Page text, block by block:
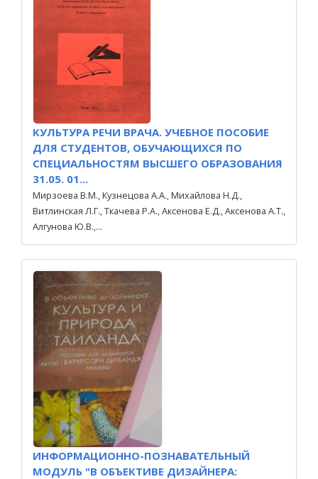
КУЛЬТУРА РЕЧИ ВРАЧА. УЧЕБНОЕ ПОСОБИЕ
ДЛЯ СТУДЕНТОВ, ОБУЧАЮЩИХСЯ ПО
СПЕЦИАЛЬНОСТЯМ ВЫСШЕГО ОБРАЗОВАНИЯ
31.05. 01...
Мирзоева В.М., Кузнецова А.А., Михайлова Н.Д.,
Витлинская Л.Г., Ткачева Р.А., Аксенова Е.Д., Аксенова А.Т.,
Алгунова Ю.В.,...
ИНФОРМАЦИОННО-ПОЗНАВАТЕЛЬНЫЙ
МОДУЛЬ "В ОБЪЕКТИВЕ ДИЗАЙНЕРА: